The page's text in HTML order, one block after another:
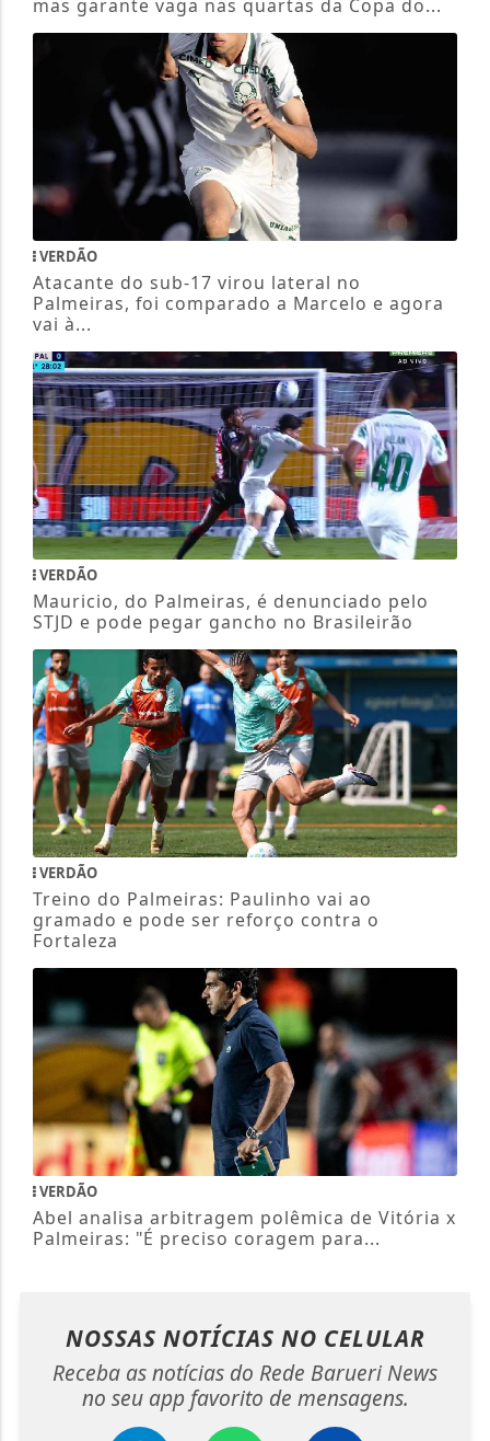
mas garante vaga nas quartas da Copa do...
VERDÃO
Atacante do sub-17 virou lateral no
Palmeiras, foi comparado a Marcelo e agora
vai à...
VERDÃO
Mauricio, do Palmeiras, é denunciado pelo
STJD e pode pegar gancho no Brasileirão
VERDÃO
Treino do Palmeiras: Paulinho vai ao
gramado e pode ser reforço contra o
Fortaleza
VERDÃO
Abel analisa arbitragem polêmica de Vitória x
Palmeiras: "É preciso coragem para...
NOSSAS NOTÍCIAS NO CELULAR
Receba as notícias do Rede Barueri News
no seu app favorito de mensagens.